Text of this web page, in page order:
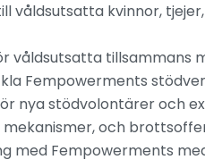
våldsutsatta kvinnor,
våldsutsatta tillsammans
Fempowerments
nya stödvolontärer och
och
med Fempowerments